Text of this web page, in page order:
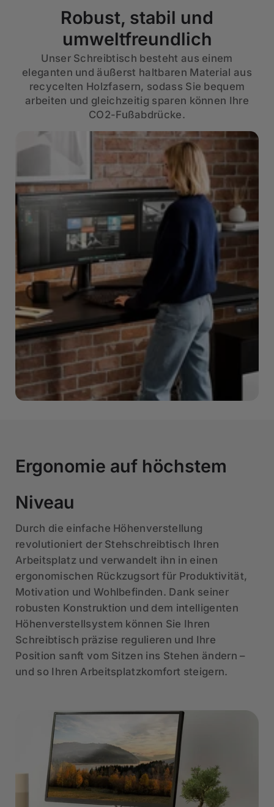
Robust, stabil und
umweltfreundlich
Unser Schreibtisch besteht aus einem
eleganten und äußerst haltbaren Material aus
recycelten Holzfasern, sodass Sie bequem
arbeiten und gleichzeitig sparen können Ihre
CO2-Fußabdrücke.
Ergonomie auf höchstem
Niveau
Durch die einfache Höhenverstellung
revolutioniert der Stehschreibtisch Ihren
Arbeitsplatz und verwandelt ihn in einen
ergonomischen Rückzugsort für Produktivität,
Motivation und Wohlbefinden. Dank seiner
robusten Konstruktion und dem intelligenten
Höhenverstellsystem können Sie Ihren
Schreibtisch präzise regulieren und Ihre
Position sanft vom Sitzen ins Stehen ändern –
und so Ihren Arbeitsplatzkomfort steigern.